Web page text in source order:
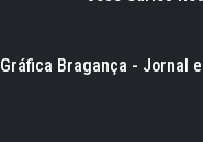
Gráfica Bragança - Jornal